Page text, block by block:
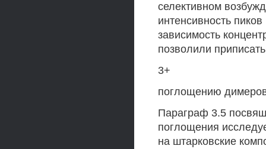
селективном
интенсивность
зависимость
позволили
3+
поглощению
Параграф 3.5
поглощения
на штарковские